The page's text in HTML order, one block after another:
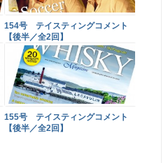
154号 テイスティングコメント
【後半／全2回】
155号 テイスティングコメント
【後半／全2回】